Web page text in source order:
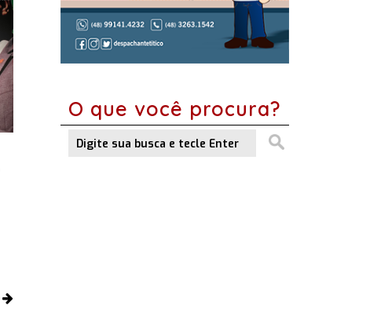
O que você procura?